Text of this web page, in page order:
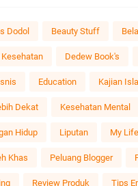
Dodol Beauty Stuff
Dedew Book's
Education Kajian
Dekat Kesehatan Mental
Hidup Liputan My
Khas Peluang Blogger
Review Produk Tips